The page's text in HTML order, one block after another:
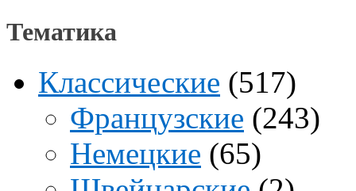
Тематика
Классические (517)
Французские (243)
Немецкие (65)